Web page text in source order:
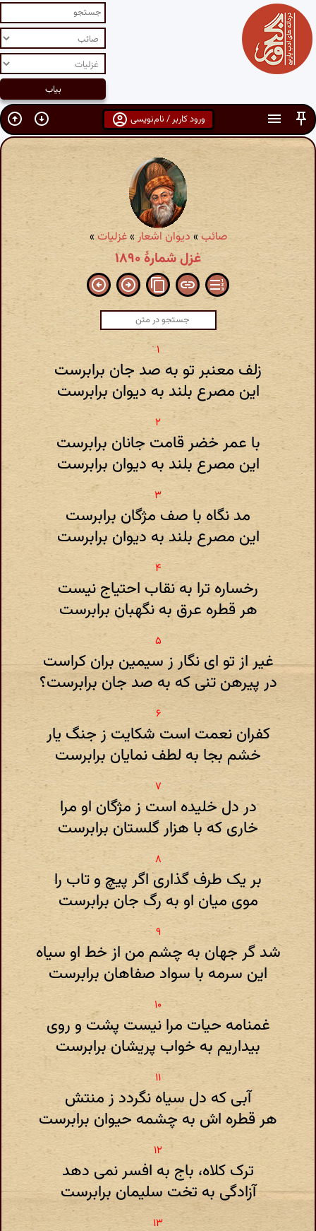
ورود کاربر / نام‌نویسی
صائب »دیوان اشعار»غزلیات»
غزل شمارهٔ ۱۸۹۰
زلف معنبر تو به صد جان برابرست
این مصرع بلند به دیوان برابرست
با عمر خضر قامت جانان برابرست
این مصرع بلند به دیوان برابرست
مد نگاه با صف مژگان برابرست
این مصرع بلند به دیوان برابرست
رخساره ترا به نقاب احتیاج نیست
هر قطره عرق به نگهبان برابرست
غیر از تو ای نگار ز سیمین بران کراست
در پیرهن تنی که به صد جان برابرست؟
کفران نعمت است شکایت ز جنگ یار
خشم بجا به لطف نمایان برابرست
در دل خلیده است ز مژگان او مرا
خاری که با هزار گلستان برابرست
بر یک طرف گذاری اگر پیچ و تاب را
موی میان او به رگ جان برابرست
شد گر جهان به چشم من از خط او سیاه
این سرمه با سواد صفاهان برابرست
غمنامه حیات مرا نیست پشت و روی
بیداریم به خواب پریشان برابرست
آبی که دل سیاه نگردد ز منتش
هر قطره اش به چشمه حیوان برابرست
ترک کلاه، باج به افسر نمی دهد
آزادگی به تخت سلیمان برابرست